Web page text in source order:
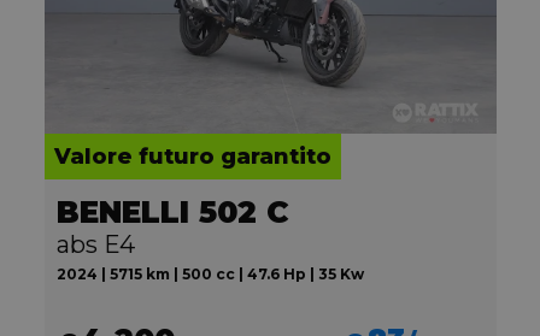
Valore futuro garantito
BENELLI 502 C
abs E4
2024 | 5715 km | 500 cc | 47.6 Hp | 35 Kw